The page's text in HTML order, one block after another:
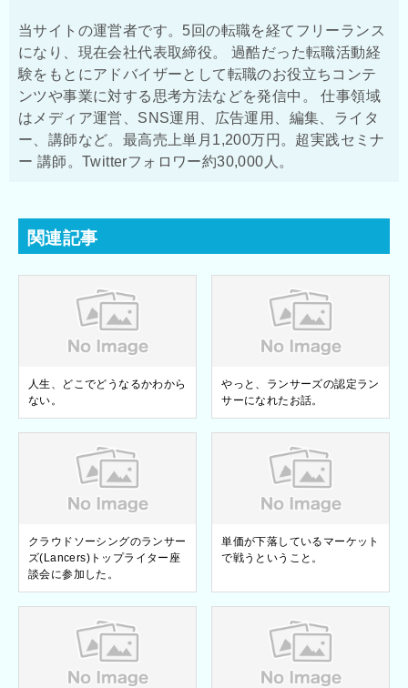
当サイトの運営者です。5回の転職を経てフリーランス
になり、現在会社代表取締役。 過酷だった転職活動経
験をもとにアドバイザーとして転職のお役立ちコンテ
ンツや事業に対する思考方法などを発信中。 仕事領域
はメディア運営、SNS運用、広告運用、編集、ライタ
ー、講師など。最高売上単月1,200万円。超実践セミナ
ー 講師。Twitterフォロワー約30,000人。
関連記事
人生、どこでどうなるかわから
ない。
やっと、ランサーズの認定ラン
サーになれたお話。
クラウドソーシングのランサー
ズ(Lancers)トップライター座
談会に参加した。
単価が下落しているマーケット
で戦うということ。